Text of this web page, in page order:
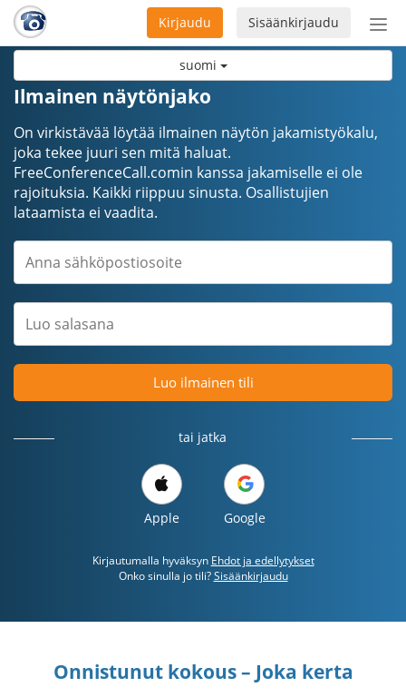
suomi
Sisäänkirjaudu
Kirjaudu
Ilmainen näytönjako
On virkistävää löytää ilmainen näytön jakamistyökalu,
joka tekee juuri sen mitä haluat.
FreeConferenceCall.comin kanssa jakamiselle ei ole
rajoituksia. Kaikki riippuu sinusta. Osallistujien
lataamista ei vaadita.
Luo ilmainen tili
tai jatka
Apple Google
Kirjautumalla hyväksyn Ehdot ja edellytykset
Onko sinulla jo tili?Sisäänkirjaudu
Onnistunut kokous – Joka kerta